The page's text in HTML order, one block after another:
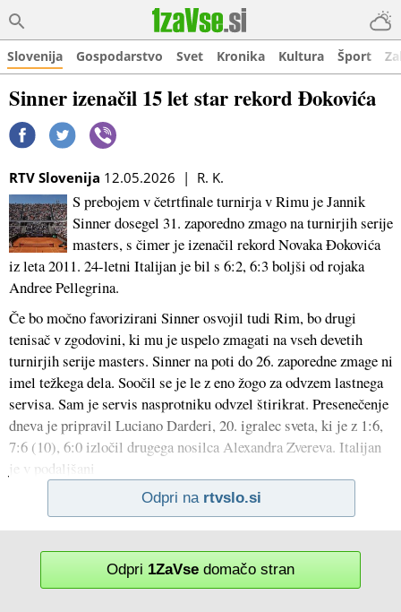
Slovenija Gospodarstvo Svet Kronika Kultura Šport
Sinner izenačil 15 let star rekord Đokovića
RTV Slovenija 12.05.2026 | R. K.
S prebojem v četrtfinale turnirja v Rimu je Jannik
Sinner dosegel 31. zaporedno zmago na turnirjih serije
masters, s čimer je izenačil rekord Novaka Đokovića
iz leta 2011. 24-letni Italijan je bil s 6:2, 6:3 boljši od rojaka
Andree Pellegrina.
Če bo močno favorizirani Sinner osvojil tudi Rim, bo drugi
tenisač v zgodovini, ki mu je uspelo zmagati na vseh devetih
turnirjih serije masters. Sinner na poti do 26. zaporedne zmage ni
imel težkega dela. Soočil se je le z eno žogo za odvzem lastnega
servisa. Sam je servis nasprotniku odvzel štirikrat. Presenečenje
dneva je pripravil Luciano Darderi, 20. igralec sveta, ki je z 1:6,
7:6 (10), 6:0 izločil drugega nosilca Alexandra Zvereva. Italijan
je v podaljšani
Odpri na rtvslo.si
Odpri 1ZaVse domačo stran